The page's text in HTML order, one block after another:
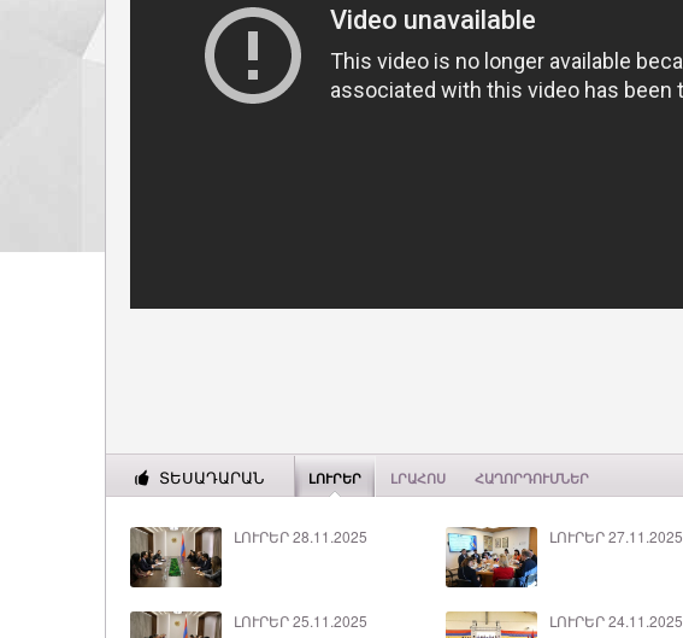
ՏԵՍԱԴԱՐԱՆ ԼՈՒՐԵՐ ԼՐԱՀՈՍ ՀԱՂՈՐԴՈՒՄՆԵՐ
ԼՈՒՐԵՐ 28.11.2025 ԼՈՒՐԵՐ 27.11.2025
ԼՈՒՐԵՐ 25.11.2025 ԼՈՒՐԵՐ 24.11.2025